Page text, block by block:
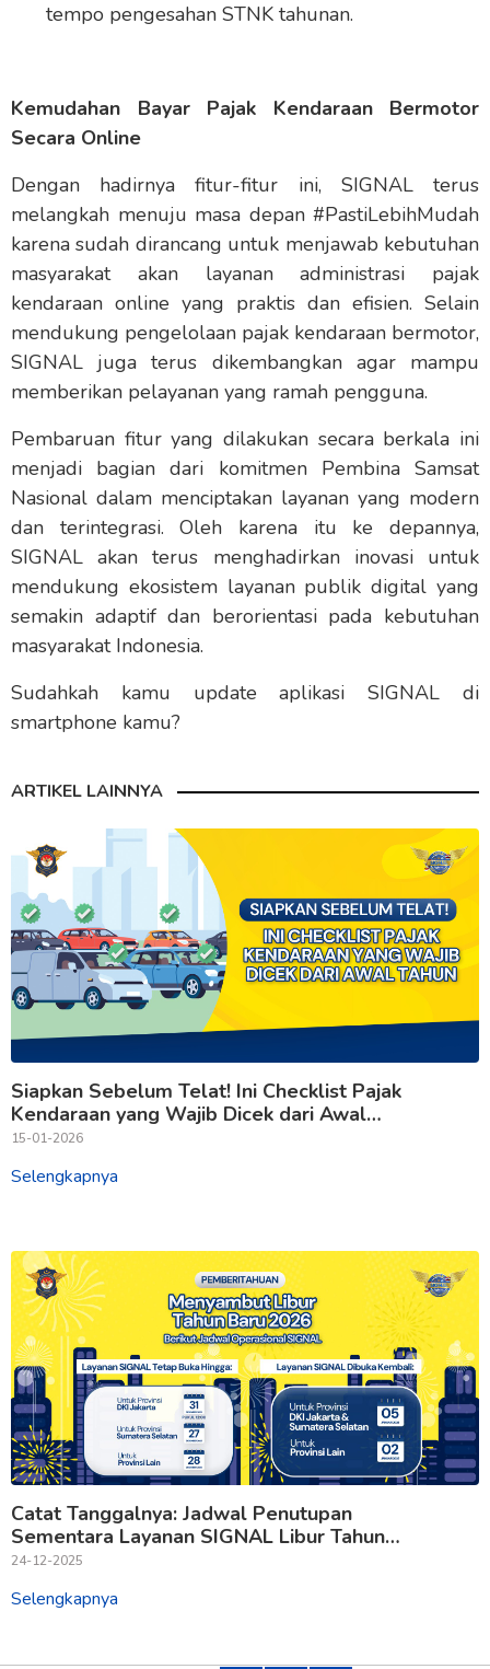
tempo pengesahan STNK tahunan.
Kemudahan Bayar Pajak Kendaraan Bermotor
Secara Online
Dengan hadirnya fitur-fitur ini, SIGNAL terus
melangkah menuju masa depan #PastiLebihMudah
karena sudah dirancang untuk menjawab kebutuhan
masyarakat akan layanan administrasi pajak
kendaraan online yang praktis dan efisien. Selain
mendukung pengelolaan pajak kendaraan bermotor,
SIGNAL juga terus dikembangkan agar mampu
memberikan pelayanan yang ramah pengguna.
Pembaruan fitur yang dilakukan secara berkala ini
menjadi bagian dari komitmen Pembina Samsat
Nasional dalam menciptakan layanan yang modern
dan terintegrasi. Oleh karena itu ke depannya,
SIGNAL akan terus menghadirkan inovasi untuk
mendukung ekosistem layanan publik digital yang
semakin adaptif dan berorientasi pada kebutuhan
masyarakat Indonesia.
Sudahkah kamu update aplikasi SIGNAL di
smartphone kamu?
ARTIKEL LAINNYA
Siapkan Sebelum Telat! Ini Checklist Pajak
Kendaraan yang Wajib Dicek dari Awal
Tahun.
15-01-2026
Selengkapnya
Catat Tanggalnya: Jadwal Penutupan
Sementara Layanan SIGNAL Libur Tahun
Baru 2026
24-12-2025
Selengkapnya